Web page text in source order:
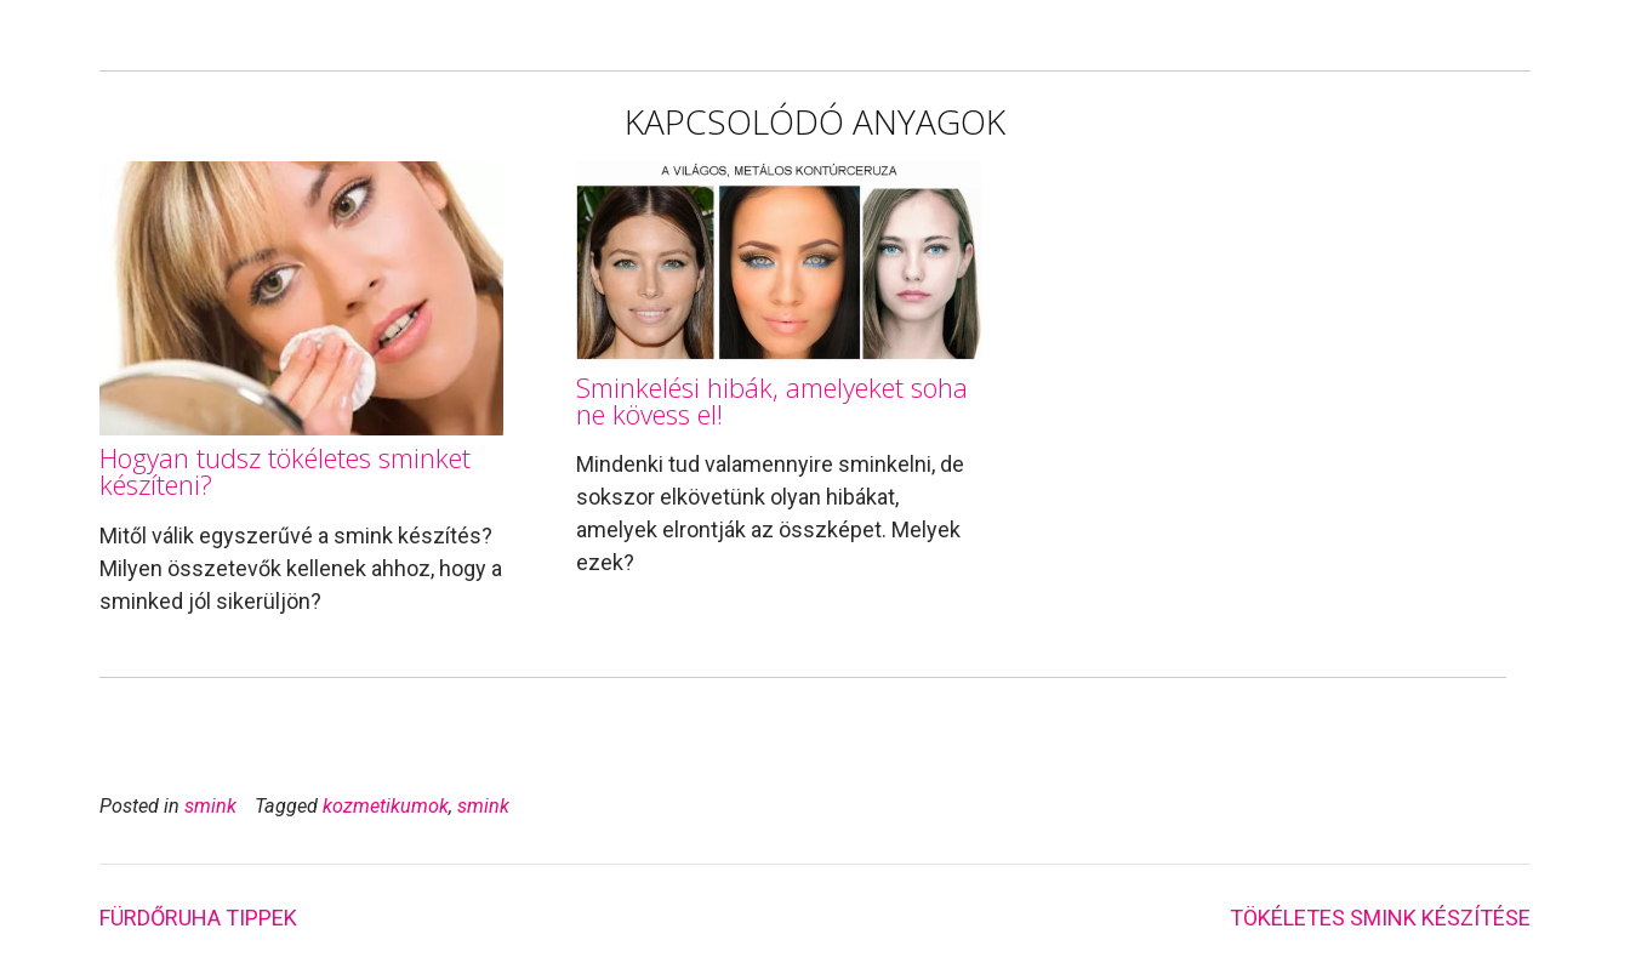
KAPCSOLÓDÓ ANYAGOK
Hogyan tudsz tökéletes sminket
készíteni?
Mitől válik egyszerűvé a smink készítés?
Milyen összetevők kellenek ahhoz, hogy a
sminked jól sikerüljön?
Sminkelési hibák, amelyeket soha
ne kövess el!
Mindenki tud valamennyire sminkelni, de
sokszor elkövetünk olyan hibákat,
amelyek elrontják az összképet. Melyek
ezek?
Posted in smink Tagged kozmetikumok, smink
Post
FÜRDŐRUHA TIPPEK TÖKÉLETES SMINK KÉSZÍTÉSE